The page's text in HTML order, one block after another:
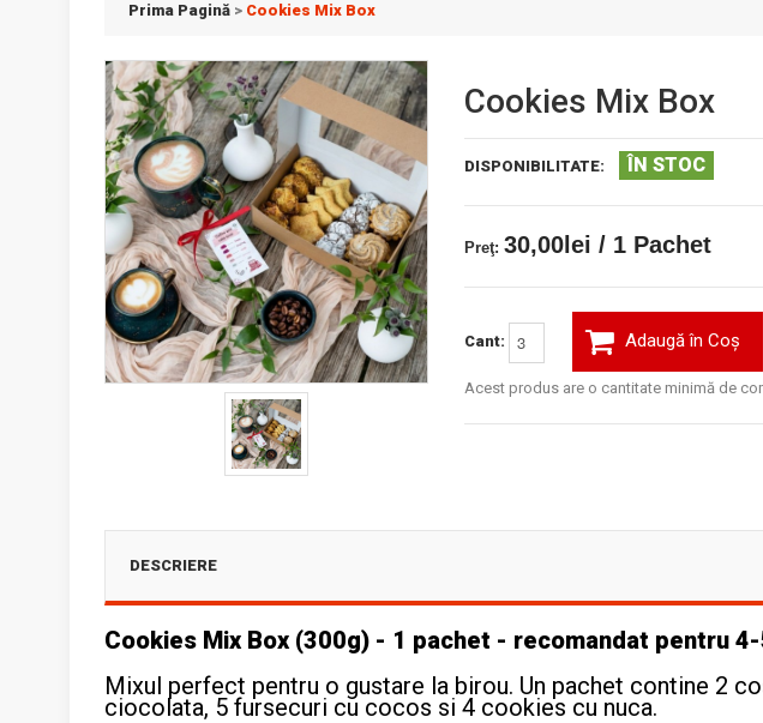
Prima Pagină > Cookies Mix Box
Cookies Mix Box
DISPONIBILITATE: ÎN STOC
Preţ: 30,00lei / 1 Pachet
Cant: Adaugă în Coş
Acest produs are o cantitate minimă de
DESCRIERE
Cookies Mix Box (300g) - 1 pachet - recomandat pentru
Mixul perfect pentru o gustare la birou. Un pachet contine 2
ciocolata, 5 fursecuri cu cocos si 4 cookies cu nuca.